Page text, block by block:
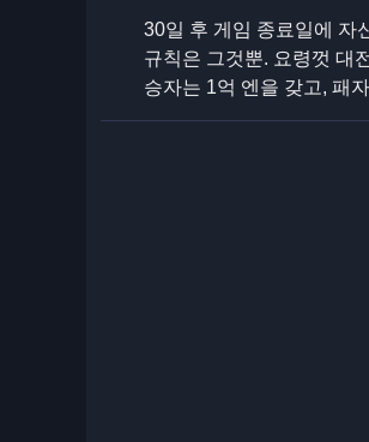
30일 후 게임 종료일에 자
규칙은 그것뿐. 요령껏 대
승자는 1억 엔을 갖고, 패